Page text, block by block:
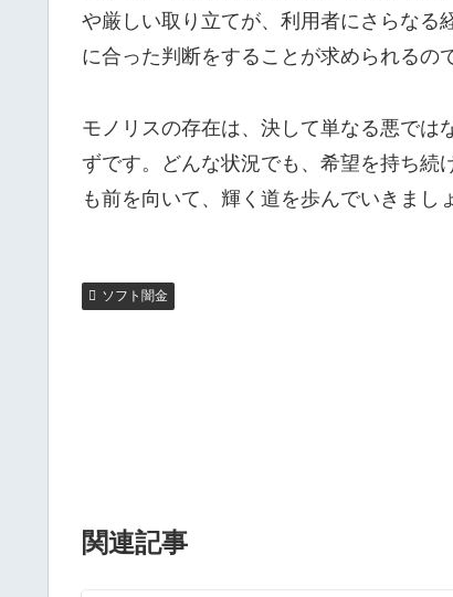
や厳しい取り立てが、利用者にさらなる
に合った判断をすることが求められるの
モノリスの存在は、決して単なる悪では
ずです。どんな状況でも、希望を持ち続
も前を向いて、輝く道を歩んでいきまし
ソフト闇金
関連記事